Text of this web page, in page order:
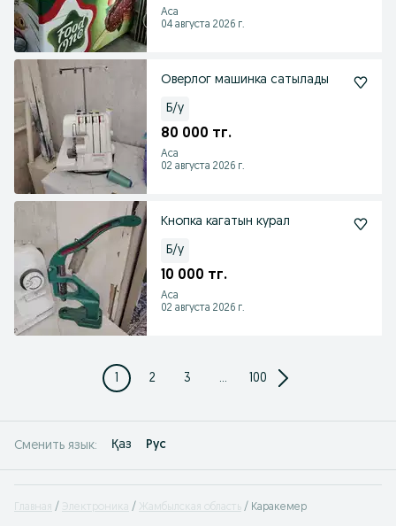
Аса
04 августа 2026 г.
Оверлог машинка сатылады
Б/у
80 000 тг.
Аса
02 августа 2026 г.
Кнопка кагатын курал
Б/у
10 000 тг.
Аса
02 августа 2026 г.
1 2 3 ... 100
Сменить язык: Қаз Рус
Главная Электроника Жамбылская область Каракемер